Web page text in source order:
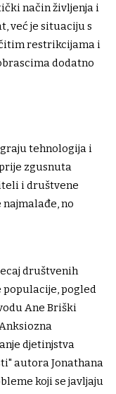
način življenja i
već je situaciju s
restrikcijama i
dodatno
tehnologija i
zgusnuta
i društvene
no
društvenih
pogled
Ane Briški
djetinjstva
autora Jonathana
koji se javljaju